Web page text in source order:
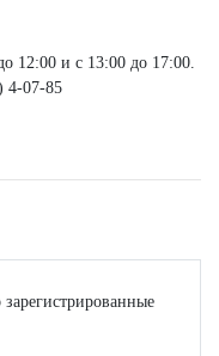
12:00 и с 13:00 до 17:00.
4-07-85